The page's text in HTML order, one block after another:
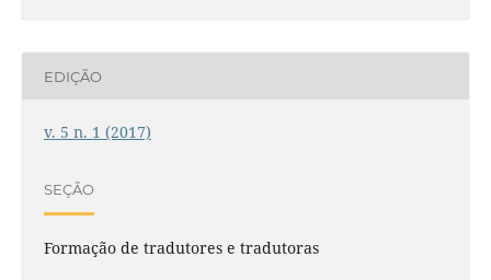
EDIÇÃO
v. 5 n. 1 (2017)
SEÇÃO
Formação de tradutores e tradutoras